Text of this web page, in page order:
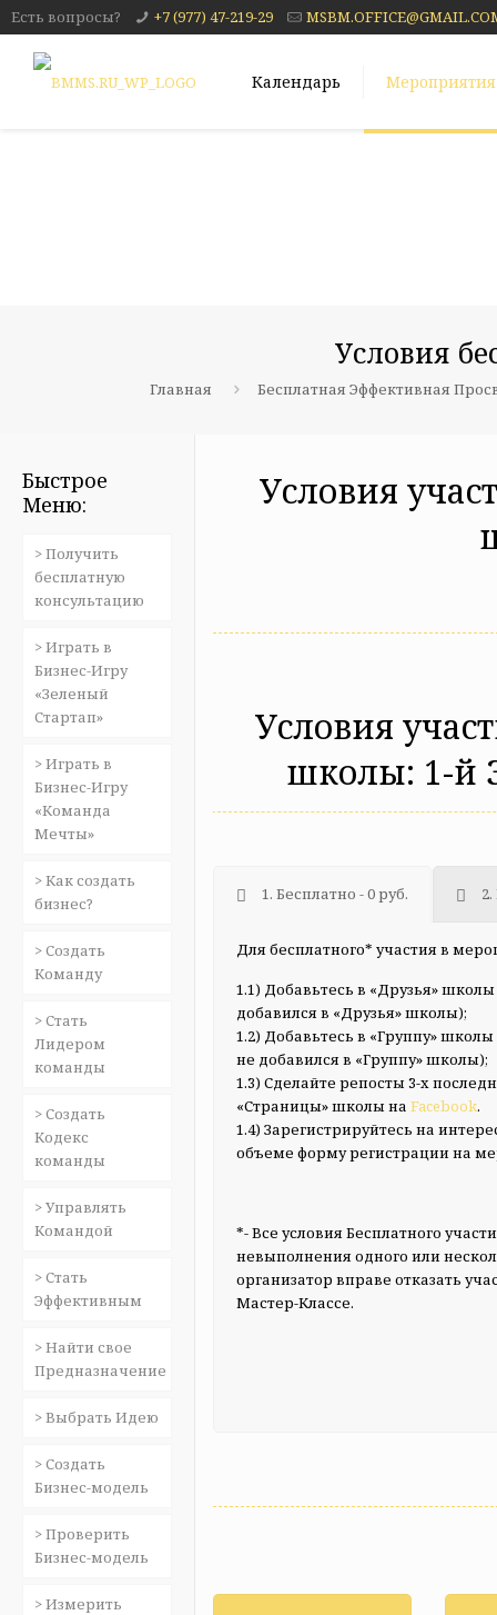
Есть вопросы? +7 (977) 47-219-29
Календарь Мероприятия
Условия
Главная Бесплатная Эффективная
Условия
Условия
школы: 1-й
1. Бесплатно - 0 руб.
Для бесплатного* участия в
1.1) Добавьтесь в «Друзья»
добавился в «Друзья» школы);
1.2) Добавьтесь в «Группу»
не добавился в «Группу» школы);
1.3) Сделайте репосты 3-х
«Страницы» школы наFacebook.
1.4) Зарегистрируйтесь на
объеме форму регистрации на
*- Все условия Бесплатного
невыполнения одного или
организатор вправе отказать
Мастер-Классе.
Быстрое
Меню:
> Получить
бесплатную
консультацию
> Играть в
Бизнес-Игру
«Зеленый
Стартап»
> Играть в
Бизнес-Игру
«Команда
Мечты»
> Как создать
бизнес?
> Создать
Команду
> Стать
Лидером
команды
> Создать
Кодекс
команды
> Управлять
Командой
> Стать
Эффективным
> Найти свое
Предназначение
> Выбрать Идею
> Создать
Бизнес-модель
> Проверить
Бизнес-модель
> Измерить